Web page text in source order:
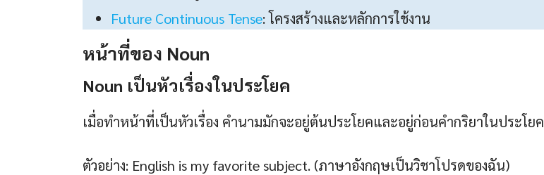
Future Continuous Tense: โครงสร้างและหลักการใช้งาน
หน้าที่ของ Noun
Noun เป็นหัวเรื่องในประโยค
เมื่อทำหน้าที่เป็นหัวเรื่อง คำนามมักจะอยู่ต้นประโยคและอยู่ก่อนคำกริยาในประโยค
ตัวอย่าง: English is my favorite subject. (ภาษาอังกฤษเป็นวิชาโปรดของฉัน)